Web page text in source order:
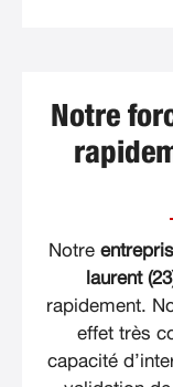
Notre
Notre
laurent
rapidement.
effet très
capacité